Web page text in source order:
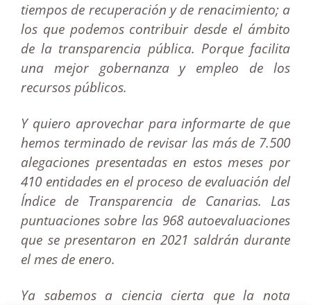
tiempos de recuperación y de renacimiento; a
los que podemos contribuir desde el ámbito
de la transparencia pública. Porque facilita
una mejor gobernanza y empleo de los
recursos públicos.
Y quiero aprovechar para informarte de que
hemos terminado de revisar las más de 7.500
alegaciones presentadas en estos meses por
410 entidades en el proceso de evaluación del
Índice de Transparencia de Canarias. Las
puntuaciones sobre las 968 autoevaluaciones
que se presentaron en 2021 saldrán durante
el mes de enero.
Ya sabemos a ciencia cierta que la nota